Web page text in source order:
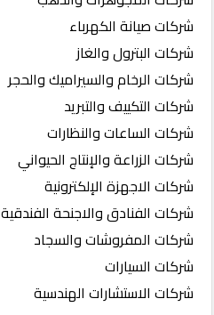
شركات صيانة الكهرباء
شركات البترول والغاز
شركات الرخام والسيراميك والحجر
شركات التكييف والتبريد
شركات الساعات والنظارات
شركات الزراعة والإنتاج الحيواني
شركات الاجهزة الإلكترونية
شركات الفنادق والاجنحة الفندقية
شركات المفروشات والسجاد
شركات السيارات
شركات الاستشارات الهندسية